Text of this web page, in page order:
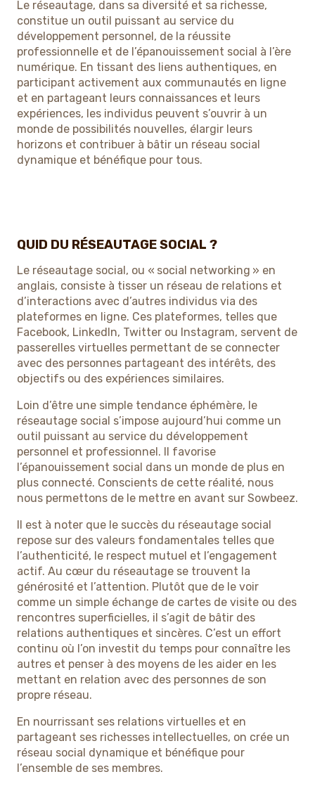
Le réseautage, dans sa diversité et sa richesse,
constitue un outil puissant au service du
développement personnel, de la réussite
professionnelle et de l’épanouissement social à l’ère
numérique. En tissant des liens authentiques, en
participant activement aux communautés en ligne
et en partageant leurs connaissances et leurs
expériences, les individus peuvent s’ouvrir à un
monde de possibilités nouvelles, élargir leurs
horizons et contribuer à bâtir un réseau social
dynamique et bénéfique pour tous.
QUID DU RÉSEAUTAGE SOCIAL ?
Le réseautage social, ou « social networking » en
anglais, consiste à tisser un réseau de relations et
d’interactions avec d’autres individus via des
plateformes en ligne. Ces plateformes, telles que
Facebook, LinkedIn, Twitter ou Instagram, servent de
passerelles virtuelles permettant de se connecter
avec des personnes partageant des intérêts, des
objectifs ou des expériences similaires.
Loin d’être une simple tendance éphémère, le
réseautage social s’impose aujourd’hui comme un
outil puissant au service du développement
personnel et professionnel. Il favorise
l’épanouissement social dans un monde de plus en
plus connecté. Conscients de cette réalité, nous
nous permettons de le mettre en avant sur Sowbeez.
Il est à noter que le succès du réseautage social
repose sur des valeurs fondamentales telles que
l’authenticité, le respect mutuel et l’engagement
actif. Au cœur du réseautage se trouvent la
générosité et l’attention. Plutôt que de le voir
comme un simple échange de cartes de visite ou des
rencontres superficielles, il s’agit de bâtir des
relations authentiques et sincères. C’est un effort
continu où l’on investit du temps pour connaître les
autres et penser à des moyens de les aider en les
mettant en relation avec des personnes de son
propre réseau.
En nourrissant ses relations virtuelles et en
partageant ses richesses intellectuelles, on crée un
réseau social dynamique et bénéfique pour
l’ensemble de ses membres.